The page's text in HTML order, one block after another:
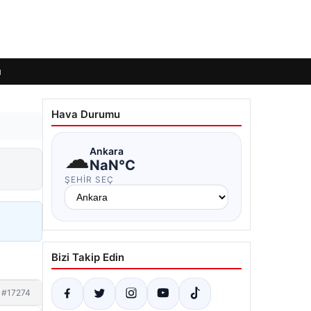
#17274
Hava Durumu
☁Ankara
NaN°C
ŞEHIR SEÇ
Bizi Takip Edin